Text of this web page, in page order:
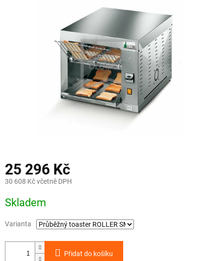
25 296 Kč
30 608 Kč včetně DPH
cena:
Skladem
Varianta
Přidat do košíku